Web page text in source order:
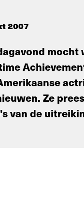
2007
mocht
Ze
van de